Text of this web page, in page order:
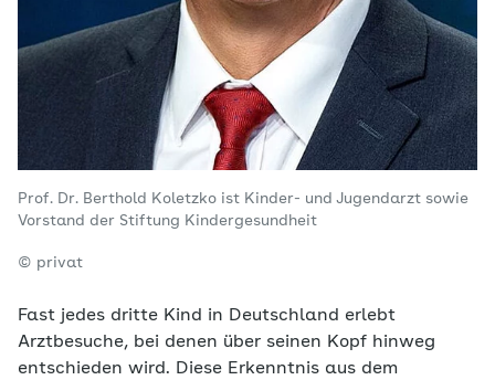
Prof. Dr. Berthold Koletzko ist Kinder- und Jugendarzt sowie
Vorstand der Stiftung Kindergesundheit
© privat
Fast jedes dritte Kind in Deutschland erlebt
Arztbesuche, bei denen über seinen Kopf hinweg
entschieden wird. Diese Erkenntnis aus dem